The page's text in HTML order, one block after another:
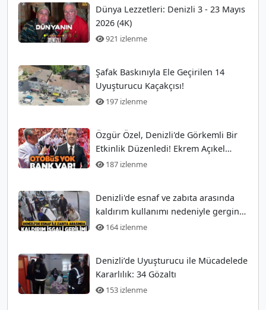
Dünya Lezzetleri: Denizli 3 - 23 Mayıs
2026 (4K)
921 izlenme
Şafak Baskınıyla Ele Geçirilen 14
Uyuşturucu Kaçakçısı!
197 izlenme
Özgür Özel, Denizli'de Görkemli Bir
Etkinlik Düzenledi! Ekrem Açıkel
Tarihi Olayı
187 izlenme
Denizli'de esnaf ve zabıta arasında
kaldırım kullanımı nedeniyle gergin
anlar
164 izlenme
Denizli’de Uyuşturucu ile Mücadelede
Kararlılık: 34 Gözaltı
153 izlenme